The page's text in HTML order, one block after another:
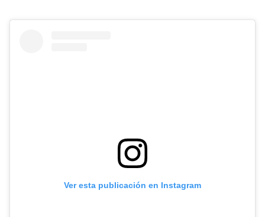
Ver esta publicación en Instagram